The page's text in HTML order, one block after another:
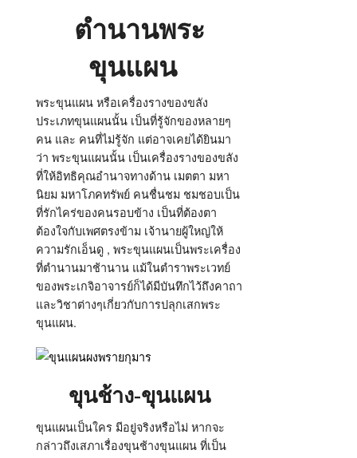
ตำนานพระ
ขุนแผน
พระขุนแผน หรือเครื่องรางของขลัง
ประเภทขุนแผนนั้น เป็นที่รู้จักของหลายๆ
คน และ คนที่ไม่รู้จัก แต่อาจเคยได้ยินมา
ว่า พระขุนแผนนั้น เป็นเครื่องรางของขลัง
ที่ให้อิทธิคุณอำนาจทางด้าน เมตตา มหา
นิยม มหาโภคทรัพย์ คนชื่นชม ชมชอบเป็น
ที่รักไคร่ของคนรอบข้าง เป็นที่ต้องตา
ต้องใจกับเพศตรงข้าม เจ้านายผู้ใหญ่ให้
ความรักเอ็นดู , พระขุนแผนเป็นพระเครื่อง
ที่ตำนานมาช้านาน แม้ในตำราพระเวทย์
ของพระเกจิอาจารย์ก็ได้มีบันทึกไว้ถึงคาถา
และวิชาต่างๆเกี่ยวกับการปลุกเสกพระ
ขุนแผน.
ขุนช้าง-ขุนแผน
ขุนแผนเป็นใคร มีอยู่จริงหรือไม่ หากจะ
กล่าวถึงเสภาเรื่องขุนช้างขุนแผน ที่เป็น